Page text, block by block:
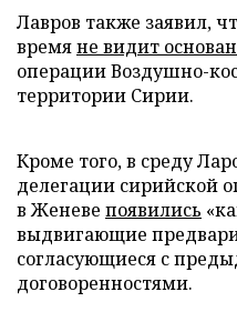
Лавров также заявил,
времяне видит
операции Воздушно-
территории Сирии.
Кроме того, в среду
делегации сирийской
в Женеве появились
выдвигающие
согласующиеся с
договоренностями.